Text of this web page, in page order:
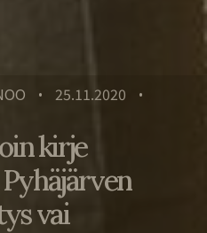
• 25.11.2020 •
kirje
vai